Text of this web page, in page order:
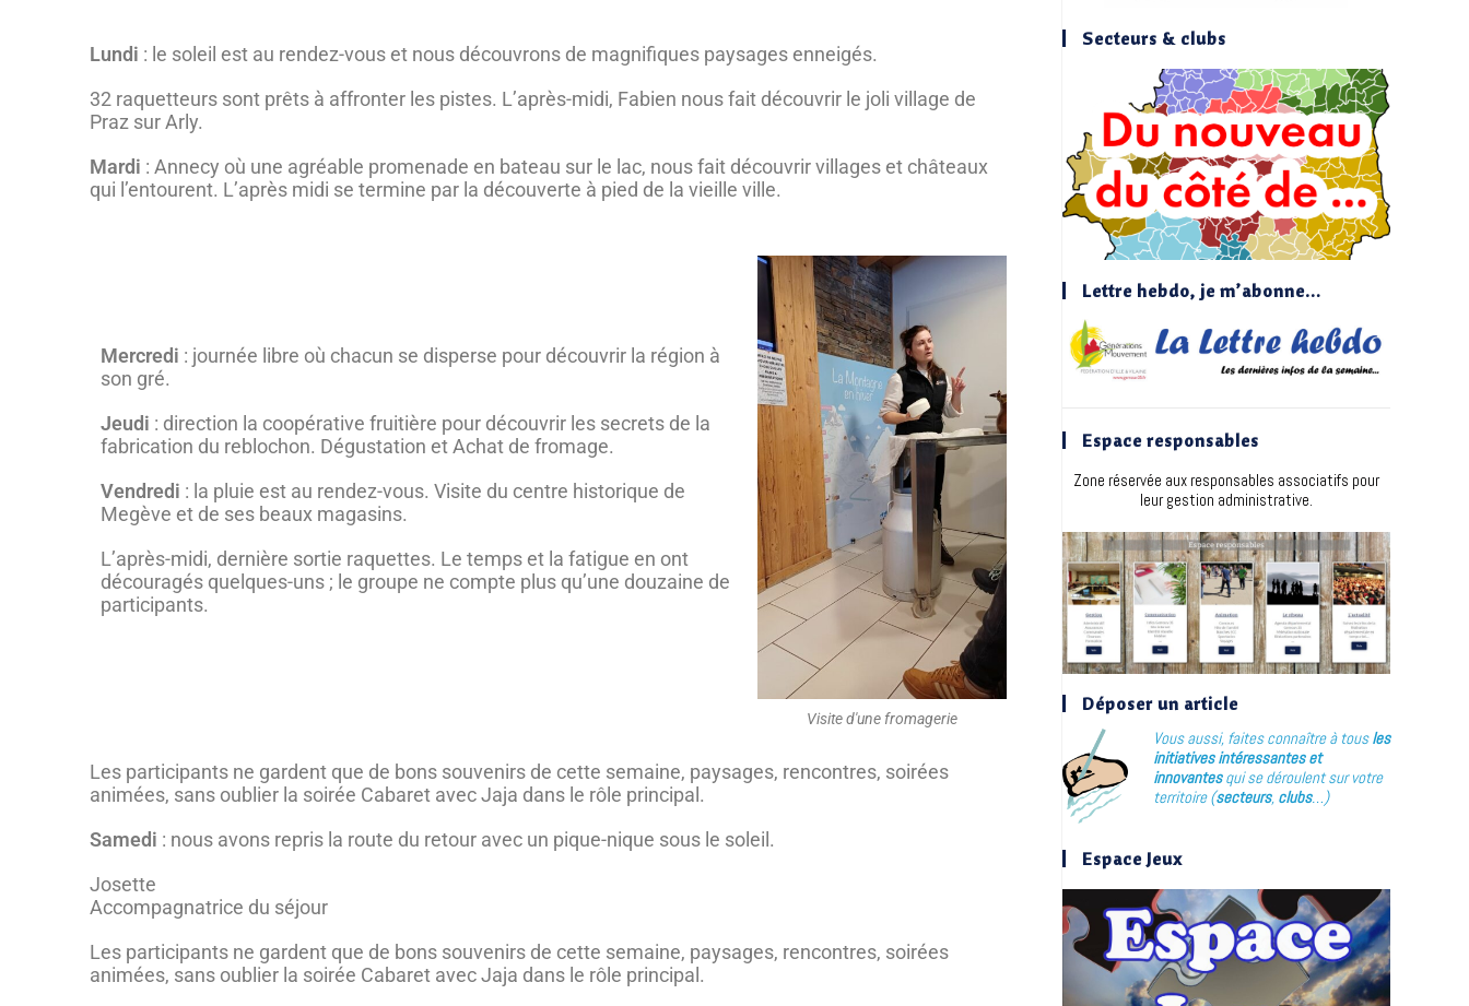
Lundi : le soleil est au rendez-vous et nous découvrons de magnifiques paysages enneigés.
32 raquetteurs sont prêts à affronter les pistes. L’après-midi, Fabien nous fait découvrir le joli village de
Praz sur Arly.
Mardi : Annecy où une agréable promenade en bateau sur le lac, nous fait découvrir villages et châteaux
qui l’entourent. L’après midi se termine par la découverte à pied de la vieille ville.
Mercredi : journée libre où chacun se disperse pour découvrir la région à
son gré.
Jeudi : direction la coopérative fruitière pour découvrir les secrets de la
fabrication du reblochon. Dégustation et Achat de fromage.
Vendredi : la pluie est au rendez-vous. Visite du centre historique de
Megève et de ses beaux magasins.
L’après-midi, dernière sortie raquettes. Le temps et la fatigue en ont
découragés quelques-uns ; le groupe ne compte plus qu’une douzaine de
participants.
Visite d'une fromagerie
Les participants ne gardent que de bons souvenirs de cette semaine, paysages, rencontres, soirées
animées, sans oublier la soirée Cabaret avec Jaja dans le rôle principal.
Samedi : nous avons repris la route du retour avec un pique-nique sous le soleil.
Josette
Accompagnatrice du séjour
Les participants ne gardent que de bons souvenirs de cette semaine, paysages, rencontres, soirées
animées, sans oublier la soirée Cabaret avec Jaja dans le rôle principal.
Secteurs & clubs
Lettre hebdo, je m’abonne…
Espace responsables
Zone réservée aux responsables associatifs pour
leur gestion administrative.
Déposer un article
Vous aussi, faites connaître à tousles
initiatives intéressantes et
innovantesqui se déroulent sur votre
territoire (secteurs, clubs…)
Espace Jeux